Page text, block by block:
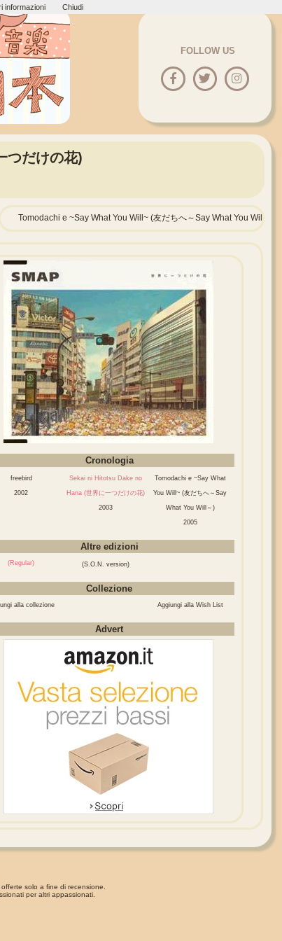
FOLLOW US
つだけの花)
Tomodachi e ~Say What You Will~ (友だちへ～Say What You Will～)
Cronologia
freebird
2002
Sekai ni Hitotsu Dake no
Hana (世界に一つだけの花)
2003
Tomodachi e ~Say What
You Will~ (友だちへ～Say
What You Will～)
2005
Altre edizioni
(Regular) (S.O.N. version)
Collezione
alla collezione Aggiungi alla Wish List
Advert
solo a fine di recensione.
per altri appassionati.
informazioni Chiudi